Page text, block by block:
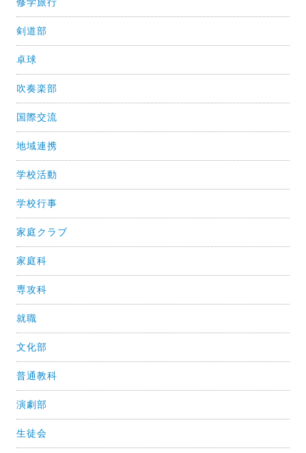
剣道部
卓球
吹奏楽部
国際交流
地域連携
学校活動
学校行事
家庭クラブ
家庭科
専攻科
就職
文化部
普通教科
演劇部
生徒会